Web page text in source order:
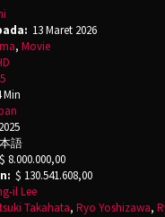
13 Maret 2026
, Movie
Min
語
$ 8.000.000,00
$ 130.541.608,00
il Lee
Takahata, Ryo Yoshizawa,